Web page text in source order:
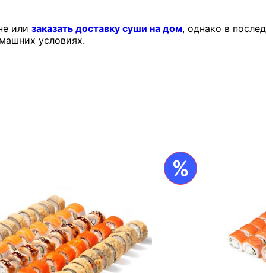
или заказать доставку суши на дом, однако в
условиях.
%